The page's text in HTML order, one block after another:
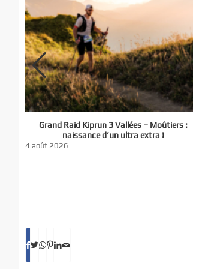
Grand Raid Kiprun 3 Vallées – Moûtiers :
naissance d’un ultra extra !
4 août 2026